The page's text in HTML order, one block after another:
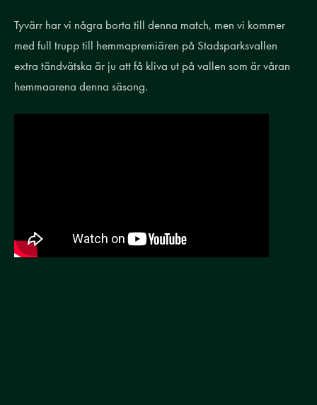
Tyvärr har vi några borta till denna match, men vi kommer
med full trupp till hemmapremiären på Stadsparksvallen
extra tändvätska är ju att få kliva ut på vallen som är våran
hemmaarena denna säsong.